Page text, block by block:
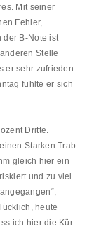
Mit seiner
Fehler,
der B-Note ist
Stelle
er sehr zufrieden:
fühlte er sich
Dritte.
Starken Trab
gleich hier ein
und zu viel
heute
ich hier die Kür